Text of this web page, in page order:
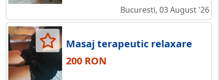
Bucuresti, 03 August '26
Masaj terapeutic relaxare
200 RON